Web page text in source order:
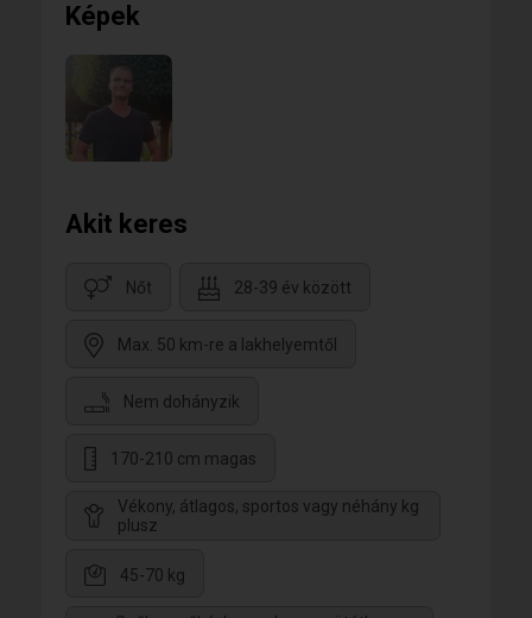
Képek
Akit keres
Nőt 28-39 év között
Max. 50 km-re a lakhelyemtől
Nem dohányzik
170-210 cm magas
Vékony, átlagos, sportos vagy néhány kg
plusz
45-70 kg